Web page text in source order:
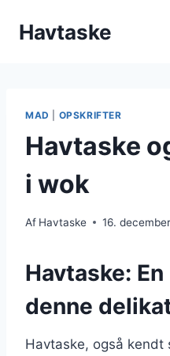
Havtaske
MAD OPSKRIFTER
Havtaske
i wok
Af Havtaske 16.
Havtaske:
denne
Havtaske, også kendt